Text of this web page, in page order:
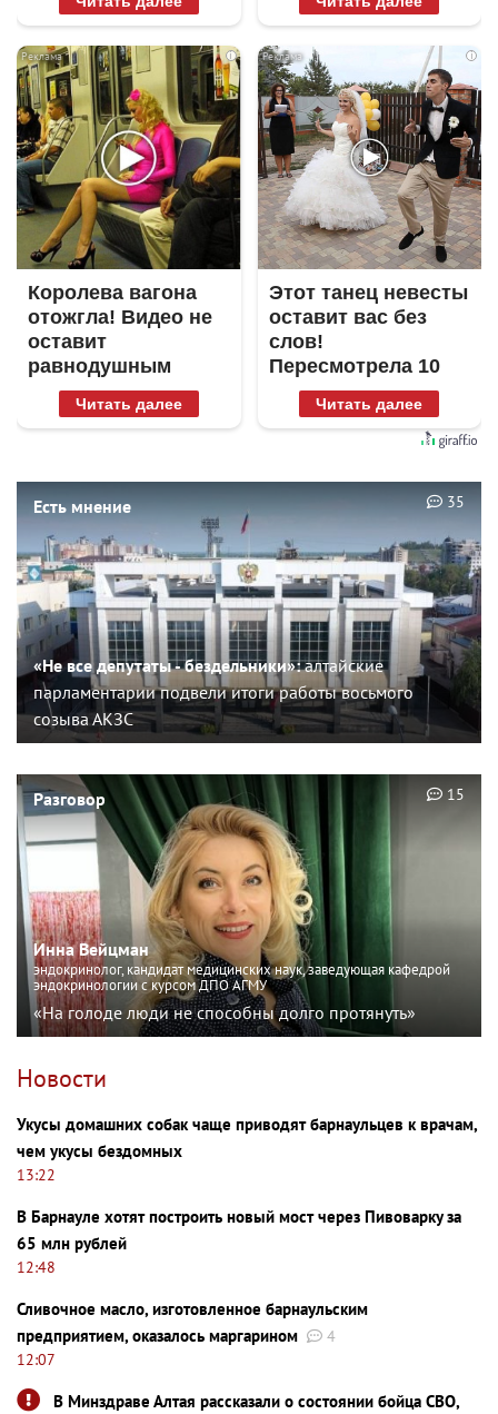
i
Королева вагона
отожгла! Видео не
оставит
равнодушным
Читать далее
i
Этот танец невесты
оставит вас без
слов!
Пересмотрела 10
раз
Читать далее
Есть мнение
«Не все депутаты - бездельники»:алтайские
парламентарии подвели итоги работы восьмого
созыва АКЗС
35
Разговор
Инна Вейцман
эндокринолог, кандидат медицинских наук, заведующая кафедрой
эндокринологии с курсом ДПО АГМУ
«На голоде люди не способны долго протянуть»
15
Новости
Укусы домашних собак чаще приводят барнаульцев к врачам,
чем укусы бездомных
13:22
В Барнауле хотят построить новый мост через Пивоварку за
65 млн рублей
12:48
Сливочное масло, изготовленное барнаульским
предприятием, оказалось маргарином
4
12:07
В Минздраве Алтая рассказали о состоянии бойца СВО,